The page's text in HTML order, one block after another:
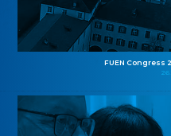
FUEN Congress